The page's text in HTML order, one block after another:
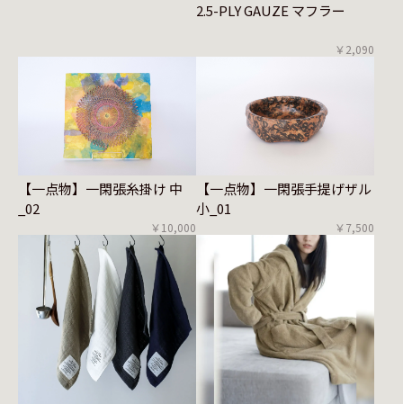
2.5-PLY GAUZE マフラー
￥2,090
【一点物】一閑張糸掛け 中
_02
￥10,000
【一点物】一閑張手提げザル
小_01
￥7,500